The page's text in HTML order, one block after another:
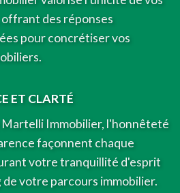
des réponses
pour concrétiser vos
ET CLARTÉ
Immobilier, l'honnêteté
façonnent chaque
votre tranquillité d'esprit
votre parcours immobilier.